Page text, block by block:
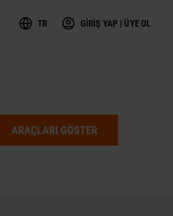
TR GİRİŞ YAP | ÜYE OL
ARAÇLARI GÖSTER